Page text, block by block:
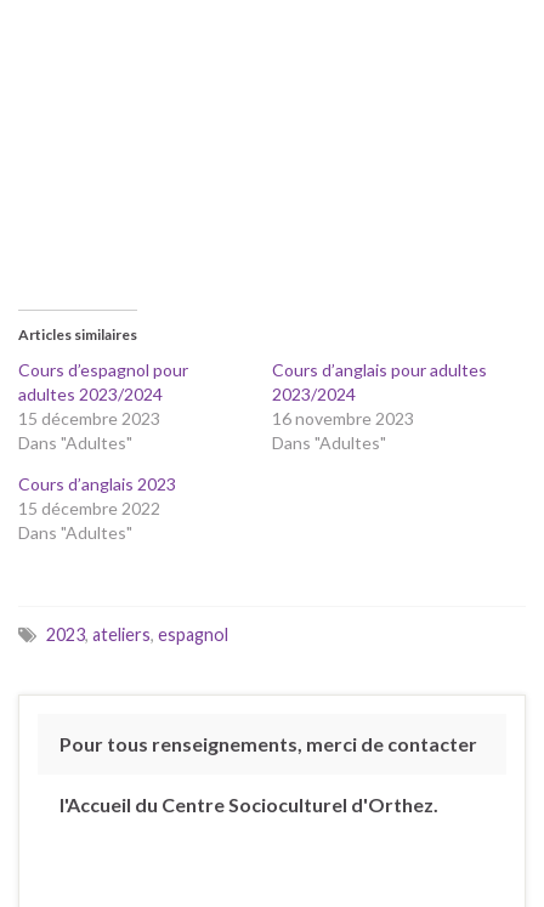
Articles similaires
Cours d’espagnol pour
adultes 2023/2024
15 décembre 2023
Dans "Adultes"
Cours d’anglais pour adultes
2023/2024
16 novembre 2023
Dans "Adultes"
Cours d’anglais 2023
15 décembre 2022
Dans "Adultes"
2023, ateliers, espagnol
Pour tous renseignements, merci de contacter
l'Accueil du Centre Socioculturel d'Orthez.